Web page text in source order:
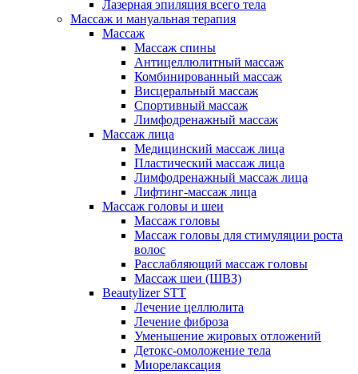
Лазерная эпиляция всего тела
Массаж и мануальная терапия
Массаж
Массаж спины
Антицеллюлитный массаж
Комбинированный массаж
Висцеральный массаж
Спортивный массаж
Лимфодренажный массаж
Массаж лица
Медицинский массаж лица
Пластический массаж лица
Лимфодренажный массаж лица
Лифтинг-массаж лица
Массаж головы и шеи
Массаж головы
Массаж головы для стимуляции роста
волос
Расслабляющий массаж головы
Массаж шеи (ШВЗ)
Beautylizer STT
Лечение целлюлита
Лечение фиброза
Уменьшение жировых отложений
Детокс-омоложение тела
Миорелаксация